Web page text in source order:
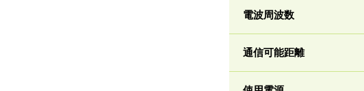
電波周波数
通信可能距離